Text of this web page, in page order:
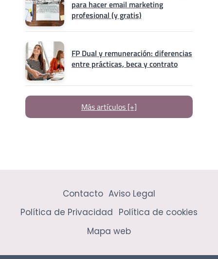
para hacer email marketing
profesional (y gratis)
FP Dual y remuneración: diferencias
entre prácticas, beca y contrato
Más artículos [+]
Contacto Aviso Legal
Política de Privacidad Política de cookies
Mapa web